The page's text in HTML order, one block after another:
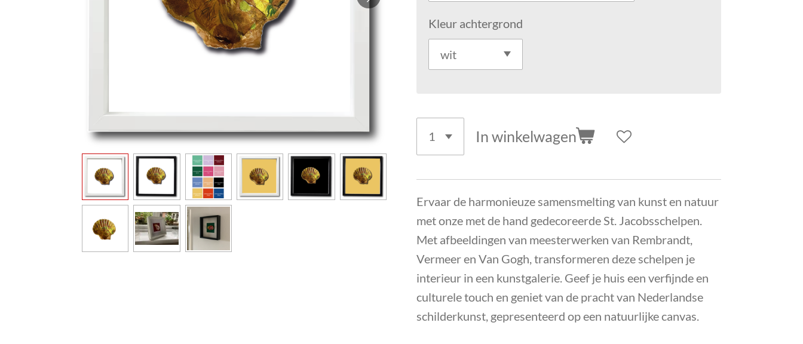
Kleur achtergrond
In winkelwagen
Ervaar de harmonieuze samensmelting van kunst en natuur
met onze met de hand gedecoreerde St. Jacobsschelpen.
Met afbeeldingen van meesterwerken van Rembrandt,
Vermeer en Van Gogh, transformeren deze schelpen je
interieur in een kunstgalerie. Geef je huis een verfijnde en
culturele touch en geniet van de pracht van Nederlandse
schilderkunst, gepresenteerd op een natuurlijke canvas.